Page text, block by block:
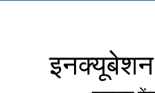
इनक्यूबेशन